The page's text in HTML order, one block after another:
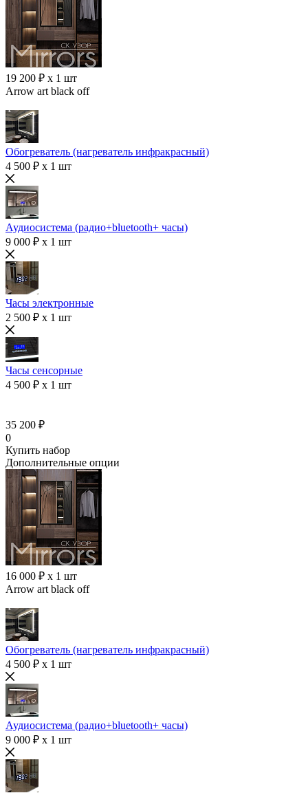
19 200 ₽ x 1 шт
Arrow art black off
Обогреватель (нагреватель инфракрасный)
4 500 ₽ x 1 шт
Аудиосистема (радио+bluetooth+ часы)
9 000 ₽ x 1 шт
Часы электронные
2 500 ₽ x 1 шт
Часы сенсорные
4 500 ₽ x 1 шт
35 200 ₽
0
Купить набор
Дополнительные опции
16 000 ₽ x 1 шт
Arrow art black off
Обогреватель (нагреватель инфракрасный)
4 500 ₽ x 1 шт
Аудиосистема (радио+bluetooth+ часы)
9 000 ₽ x 1 шт